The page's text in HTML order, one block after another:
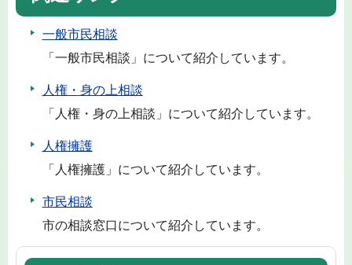
一般市民相談
「一般市民相談」について紹介しています。
人権・身の上相談
「人権・身の上相談」について紹介しています。
人権擁護
「人権擁護」について紹介しています。
市民相談
市の相談窓口について紹介しています。